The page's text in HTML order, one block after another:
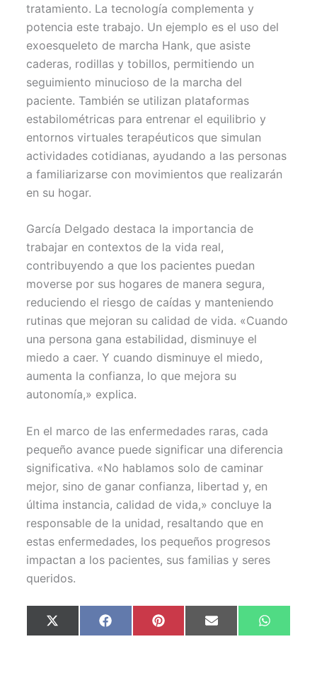
tratamiento. La tecnología complementa y
potencia este trabajo. Un ejemplo es el uso del
exoesqueleto de marcha Hank, que asiste
caderas, rodillas y tobillos, permitiendo un
seguimiento minucioso de la marcha del
paciente. También se utilizan plataformas
estabilométricas para entrenar el equilibrio y
entornos virtuales terapéuticos que simulan
actividades cotidianas, ayudando a las personas
a familiarizarse con movimientos que realizarán
en su hogar.
García Delgado destaca la importancia de
trabajar en contextos de la vida real,
contribuyendo a que los pacientes puedan
moverse por sus hogares de manera segura,
reduciendo el riesgo de caídas y manteniendo
rutinas que mejoran su calidad de vida. «Cuando
una persona gana estabilidad, disminuye el
miedo a caer. Y cuando disminuye el miedo,
aumenta la confianza, lo que mejora su
autonomía,» explica.
En el marco de las enfermedades raras, cada
pequeño avance puede significar una diferencia
significativa. «No hablamos solo de caminar
mejor, sino de ganar confianza, libertad y, en
última instancia, calidad de vida,» concluye la
responsable de la unidad, resaltando que en
estas enfermedades, los pequeños progresos
impactan a los pacientes, sus familias y seres
queridos.
Compartir
en
X
(
Compartir
en
F
a
Compartir
en
P
i
Compartir
en
E
m en
W
h